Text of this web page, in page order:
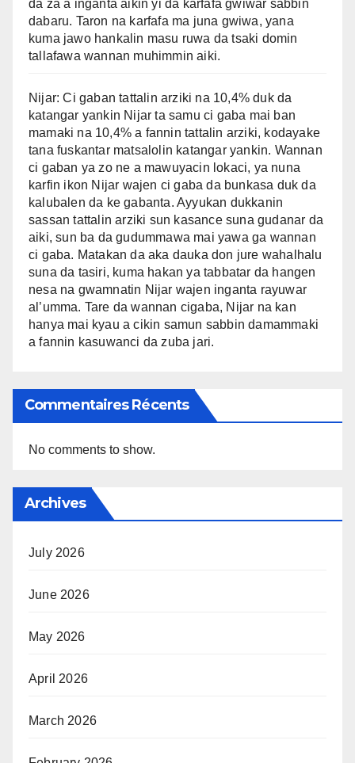
da za a inganta aikin yi da karfafa gwiwar sabbin
dabaru. Taron na karfafa ma juna gwiwa, yana
kuma jawo hankalin masu ruwa da tsaki domin
tallafawa wannan muhimmin aiki.
Nijar: Ci gaban tattalin arziki na 10,4% duk da
katangar yankin Nijar ta samu ci gaba mai ban
mamaki na 10,4% a fannin tattalin arziki, kodayake
tana fuskantar matsalolin katangar yankin. Wannan
ci gaban ya zo ne a mawuyacin lokaci, ya nuna
karfin ikon Nijar wajen ci gaba da bunkasa duk da
kalubalen da ke gabanta. Ayyukan dukkanin
sassan tattalin arziki sun kasance suna gudanar da
aiki, sun ba da gudummawa mai yawa ga wannan
ci gaba. Matakan da aka dauka don jure wahalhalu
suna da tasiri, kuma hakan ya tabbatar da hangen
nesa na gwamnatin Nijar wajen inganta rayuwar
al’umma. Tare da wannan cigaba, Nijar na kan
hanya mai kyau a cikin samun sabbin damammaki
a fannin kasuwanci da zuba jari.
Commentaires Récents
No comments to show.
Archives
July 2026
June 2026
May 2026
April 2026
March 2026